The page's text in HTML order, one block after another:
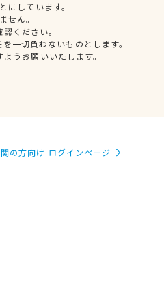
しています。
せん。
ください。
一切負わないものとします。
うお願いいたします。
の方向け ログインページ